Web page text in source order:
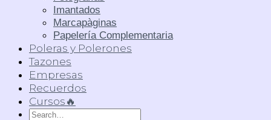
Imantados
Marcapàginas
Papelería Complementaria
Poleras y Polerones
Tazones
Empresas
Recuerdos
Cursos🔥
Search